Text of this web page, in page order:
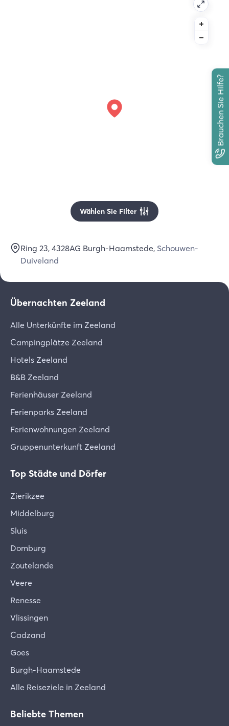
Brauchen Sie Hilfe?
Wählen Sie Filter
Ring 23, 4328AG Burgh-Haamstede, Schouwen-
Duiveland
Übernachten Zeeland
Alle Unterkünfte im Zeeland
Campingplätze Zeeland
Hotels Zeeland
B&B Zeeland
Ferienhäuser Zeeland
Ferienparks Zeeland
Ferienwohnungen Zeeland
Gruppenunterkunft Zeeland
Top Städte und Dörfer
Zierikzee
Middelburg
Sluis
Domburg
Zoutelande
Veere
Renesse
Vlissingen
Cadzand
Goes
Burgh-Haamstede
Alle Reiseziele in Zeeland
Beliebte Themen